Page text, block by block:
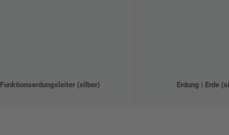
Funktionserdungsleiter (silber) Erdung | Erde